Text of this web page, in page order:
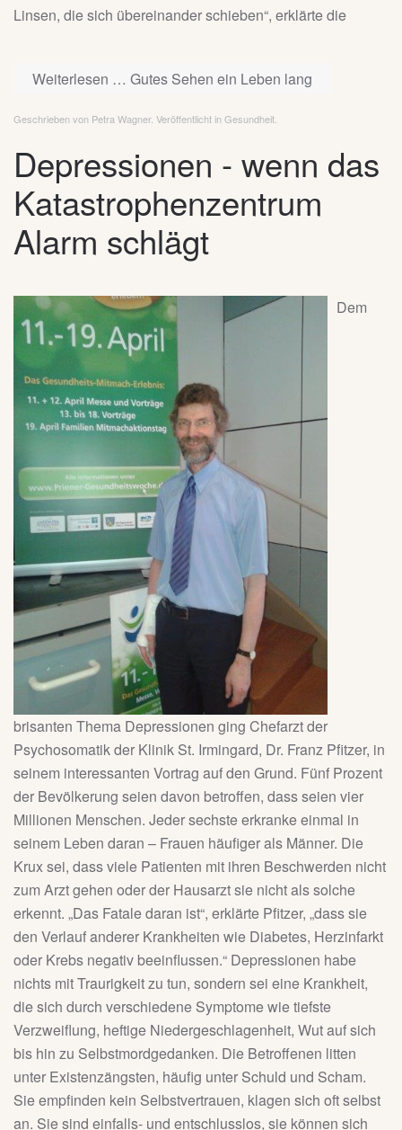
Linsen, die sich übereinander schieben“, erklärte die
Weiterlesen … Gutes Sehen ein Leben lang
Geschrieben von Petra Wagner. Veröffentlicht inGesundheit
Depressionen - wenn das
Katastrophenzentrum
Alarm schlägt
Dem
brisanten Thema Depressionen ging Chefarzt der
Psychosomatik der Klinik St. Irmingard, Dr. Franz Pfitzer, in
seinem interessanten Vortrag auf den Grund. Fünf Prozent
der Bevölkerung seien davon betroffen, dass seien vier
Millionen Menschen. Jeder sechste erkranke einmal in
seinem Leben daran – Frauen häufiger als Männer. Die
Krux sei, dass viele Patienten mit ihren Beschwerden nicht
zum Arzt gehen oder der Hausarzt sie nicht als solche
erkennt. „Das Fatale daran ist“, erklärte Pfitzer, „dass sie
den Verlauf anderer Krankheiten wie Diabetes, Herzinfarkt
oder Krebs negativ beeinflussen.“ Depressionen habe
nichts mit Traurigkeit zu tun, sondern sei eine Krankheit,
die sich durch verschiedene Symptome wie tiefste
Verzweiflung, heftige Niedergeschlagenheit, Wut auf sich
bis hin zu Selbstmordgedanken. Die Betroffenen litten
unter Existenzängsten, häufig unter Schuld und Scham.
Sie empfinden kein Selbstvertrauen, klagen sich oft selbst
an. Sie sind einfalls- und entschlusslos, sie können sich